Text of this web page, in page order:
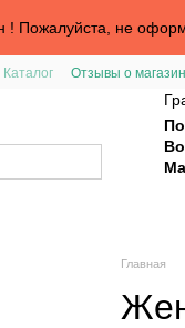
Пожалуйста, не
Каталог
Отзывы о
Главная